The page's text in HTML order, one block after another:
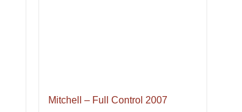
Mitchell – Full Control 2007